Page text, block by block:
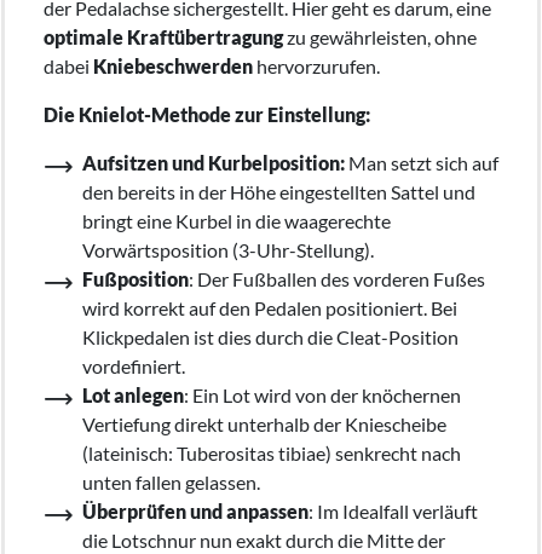
der Pedalachse sichergestellt. Hier geht es darum, eine
optimale Kraftübertragungzu gewährleisten, ohne
dabei Kniebeschwerden hervorzurufen.
Die Knielot-Methode zur Einstellung:
Aufsitzen und Kurbelposition: Man setzt sich auf
den bereits in der Höhe eingestellten Sattel und
bringt eine Kurbel in die waagerechte
Vorwärtsposition (3-Uhr-Stellung).
Fußposition: Der Fußballen des vorderen Fußes
wird korrekt auf den Pedalen positioniert. Bei
Klickpedalen ist dies durch die Cleat-Position
vordefiniert.
Lot anlegen: Ein Lot wird von der knöchernen
Vertiefung direkt unterhalb der Kniescheibe
(lateinisch: Tuberositas tibiae) senkrecht nach
unten fallen gelassen.
Überprüfen und anpassen: Im Idealfall verläuft
die Lotschnur nun exakt durch die Mitte der